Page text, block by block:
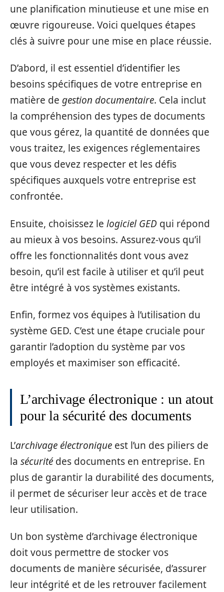
une planification minutieuse et une mise en
œuvre rigoureuse. Voici quelques étapes
clés à suivre pour une mise en place réussie.
D’abord, il est essentiel d’identifier les
besoins spécifiques de votre entreprise en
matière de gestion documentaire. Cela inclut
la compréhension des types de documents
que vous gérez, la quantité de données que
vous traitez, les exigences réglementaires
que vous devez respecter et les défis
spécifiques auxquels votre entreprise est
confrontée.
Ensuite, choisissez le logiciel GED qui répond
au mieux à vos besoins. Assurez-vous qu’il
offre les fonctionnalités dont vous avez
besoin, qu’il est facile à utiliser et qu’il peut
être intégré à vos systèmes existants.
Enfin, formez vos équipes à l’utilisation du
système GED. C’est une étape cruciale pour
garantir l’adoption du système par vos
employés et maximiser son efficacité.
L’archivage électronique : un atout
pour la sécurité des documents
L’archivage électronique est l’un des piliers de
la sécurité des documents en entreprise. En
plus de garantir la durabilité des documents,
il permet de sécuriser leur accès et de trace
leur utilisation.
Un bon système d’archivage électronique
doit vous permettre de stocker vos
documents de manière sécurisée, d’assurer
leur intégrité et de les retrouver facilement